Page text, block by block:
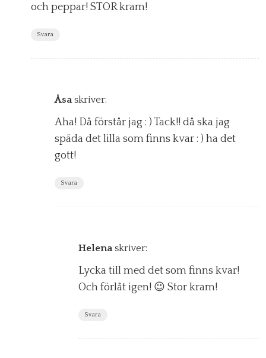
och peppar! STOR kram!
Svara
Åsa skriver:
Aha! Då förstår jag : ) Tack!! då ska jag
späda det lilla som finns kvar : ) ha det
gott!
Svara
Helena skriver:
Lycka till med det som finns kvar!
Och förlåt igen! 😉 Stor kram!
Svara